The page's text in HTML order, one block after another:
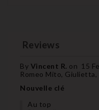
Reviews
By Vincent R. on 15
Romeo Mito, Giulietta,
Nouvelle clé
Au top